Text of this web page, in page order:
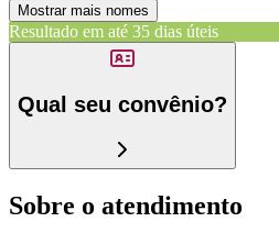
Mostrar mais nomes
Resultado em até 35 dias úteis
Qual seu convênio?
Sobre o atendimento